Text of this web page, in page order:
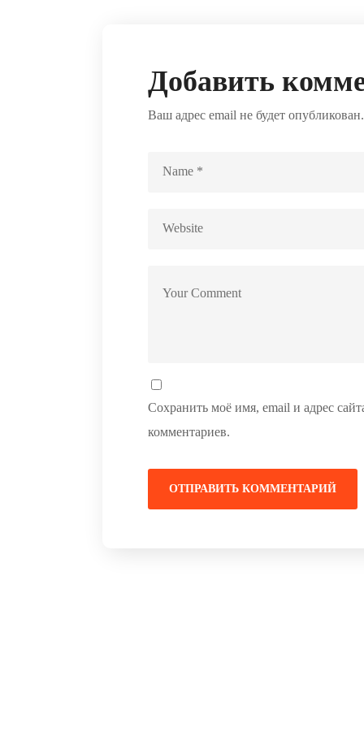
Добавить
Ваш адрес email не будет опубликован.
Сохранить моё имя, email и адрес
комментариев.